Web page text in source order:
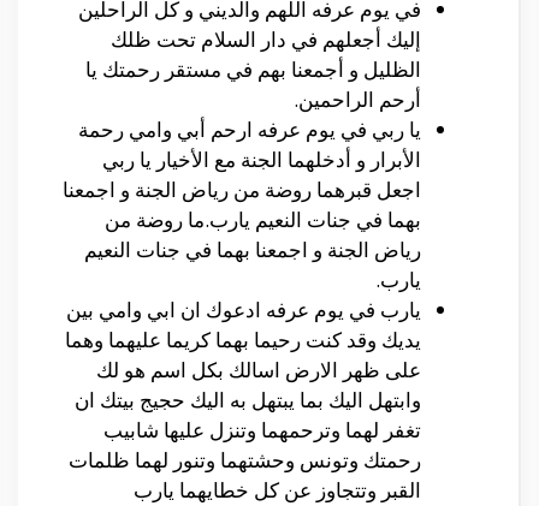
في يوم عرفه اللهم والديني و كل الراحلين
إليك أجعلهم في دار السلام تحت ظلك
الظليل و أجمعنا بهم في مستقر رحمتك يا
أرحم الراحمين.
يا ربي في يوم عرفه ارحم أبي وامي رحمة
الأبرار و أدخلهما الجنة مع الأخيار يا ربي
اجعل قبرهما روضة من رياض الجنة و اجمعنا
بهما في جنات النعيم يارب.ما روضة من
رياض الجنة و اجمعنا بهما في جنات النعيم
يارب.
يارب في يوم عرفه ادعوك ان ابي وامي بين
يديك وقد كنت رحيما بهما كريما عليهما وهما
على ظهر الارض اسالك بكل اسم هو لك
وابتهل اليك بما يبتهل به اليك حجيج بيتك ان
تغفر لهما وترحمهما وتنزل عليها شابيب
رحمتك وتونس وحشتهما وتنور لهما ظلمات
القبر وتتجاوز عن كل خطايهما يارب